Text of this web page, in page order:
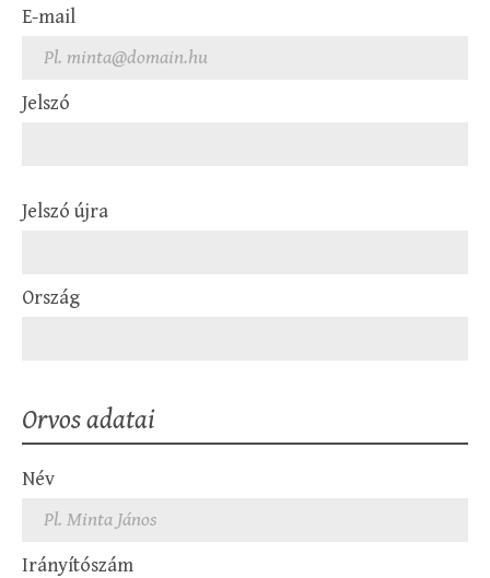
E-mail
Jelszó
Jelszó újra
Ország
Orvos adatai
Név
Irányítószám